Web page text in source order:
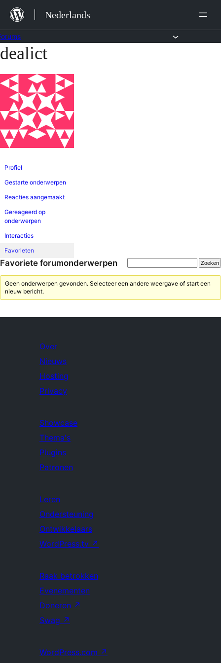
naar
de
inhoud
Nederlands
Ga
de
inhoud
dealict
Profiel
Gestarte onderwerpen
Reacties aangemaakt
Gereageerd op
onderwerpen
Interacties
Favorieten
Favoriete forumonderwerpen
Geen onderwerpen gevonden. Selecteer een andere weergave of start een
nieuw bericht.
Over
Nieuws
Hosting
Privacy
Showcase
Thema's
Plugins
Patronen
Leren
Ondersteuning
Ontwikkelaars
WordPress.tv ↗
Raak betrokken
Evenementen
Doneren ↗
Swag ↗
WordPress.com ↗